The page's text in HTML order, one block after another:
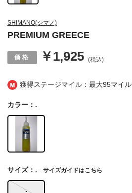
獲得ステージマイル：最大95マイル
SHIMANO(シマノ)
PREMIUM GREECE
￥1,925 (税込)
カラー：.
.
サイズ：. サイズガイドはこちら